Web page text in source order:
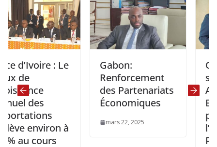
: Le
des
environ à
cours
Gabon:
Renforcement
des Partenariats
Économiques
mars 22, 2025
signé
Accord